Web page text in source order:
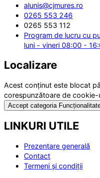
alunis@cjmures.ro
0265 553 246
0265 553 112
Program de lucru cu
luni - vineri 08:00 -
Localizare
Acest conținut este blocat
corespunzătoare de cookie-
Accept categoria
LINKURI UTILE
Prezentare generală
Contact
Termeni și condiții